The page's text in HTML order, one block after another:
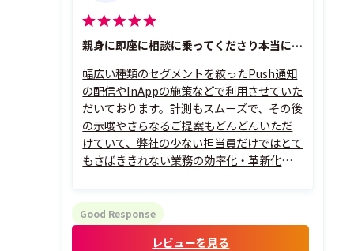
親身に即座に相談に乗ってくださり本当に助かっております！
幅広い種類のセグメントを絞ったPush通知
の配信やInAppの施策などで利用させていた
だいております。計測もスムーズで、その後
の示唆やさらなるご提案もどんどんいただ
けていて、弊社の少ない担当員だけではとて
もさばききれない業務の効率化・革新化に
Good Response
レビューを見る